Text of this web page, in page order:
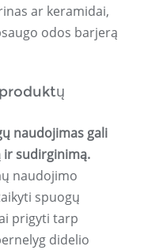
ar keramidai,
odos barjerą
naudojimas gali
ir sudirginimą.
naudojimo
spuogų
prigyti tarp
didelio